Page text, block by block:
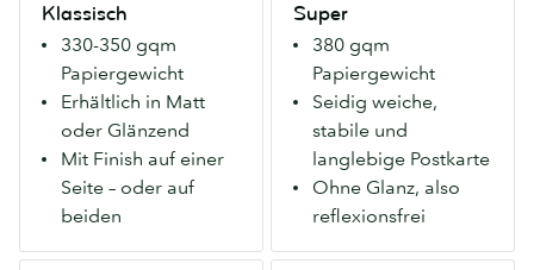
Klassisch
330-350 gqm
Papiergewicht
Erhältlich in Matt
oder Glänzend
Mit Finish auf einer
Seite – oder auf
beiden
jeden.
Erhältlich
mit
mattem
oder
glänzendem
Finish.
Super
380 gqm
Papiergewicht
Seidig weiche,
stabile und
langlebige Postkarte
Ohne Glanz, also
reflexionsfrei
das
einen
starken
ersten
Eindruck
macht.
Erhältlich
einem